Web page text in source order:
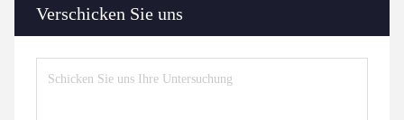
Verschicken Sie uns